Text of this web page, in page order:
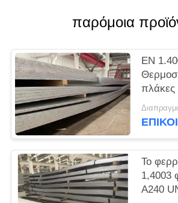
SITEMAP
PRIVACY
POLICY
παρόμοια
EN
UNS
Το
1,4003
A240